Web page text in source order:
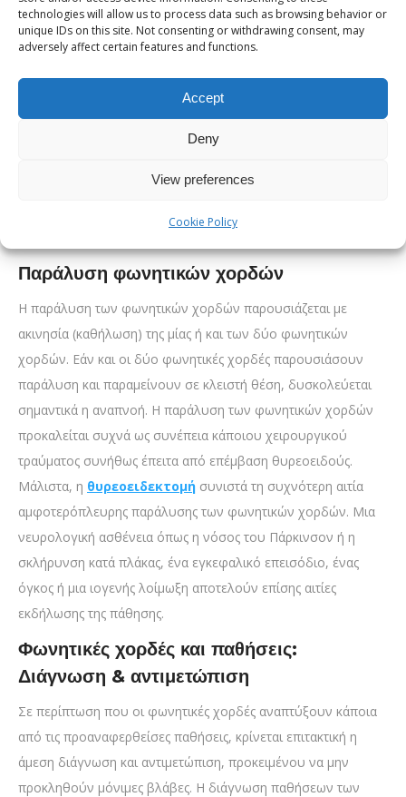
technologies will allow us to process data such as browsing behavior or
unique IDs on this site. Not consenting or withdrawing consent, may
adversely affect certain features and functions.
Accept
Deny
View preferences
Cookie Policy
ή και ύπαρξης ξένου σώματος στο λαιμό.
Φωνητικές χορδές και παθήσεις:
Νεοπλασίες & κακοήθεια
Οι νεοπλασίες, δηλαδή η ύπαρξη όγκων στις φωνητικές
χορδές, μπορεί να είναι καρκινικές ή καλοήθεις. Οι καρκινικοί
αντιμετωπιστούν έγκαιρα. Η κατανάλωση αλκοόλ και το
Παράλυση φωνητικών χορδών
Η παράλυση των φωνητικών χορδών παρουσιάζεται με
ακινησία (καθήλωση) της μίας ή και των δύο φωνητικών
χορδών. Εάν και οι δύο φωνητικές χορδές παρουσιάσουν
παράλυση και παραμείνουν σε κλειστή θέση, δυσκολεύεται
σημαντικά η αναπνοή. Η παράλυση των φωνητικών χορδών
προκαλείται συχνά ως συνέπεια κάποιου χειρουργικού
τραύματος συνήθως έπειτα από επέμβαση θυρεοειδούς.
Μάλιστα, η θυρεοειδεκτομή συνιστά τη συχνότερη αιτία
αμφοτερόπλευρης παράλυσης των φωνητικών χορδών. Μια
νευρολογική ασθένεια όπως η νόσος του Πάρκινσον ή η
σκλήρυνση κατά πλάκας, ένα εγκεφαλικό επεισόδιο, ένας
όγκος ή μια ιογενής λοίμωξη αποτελούν επίσης αιτίες
εκδήλωσης της πάθησης.
Φωνητικές χορδές και παθήσεις:
Διάγνωση & αντιμετώπιση
Σε περίπτωση που οι φωνητικές χορδές αναπτύξουν κάποια
από τις προαναφερθείσες παθήσεις, κρίνεται επιτακτική η
άμεση διάγνωση και αντιμετώπιση, προκειμένου να μην
προκληθούν μόνιμες βλάβες. Η διάγνωση παθήσεων των